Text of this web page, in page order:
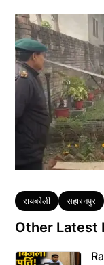
Tags
रायबरेली सहारनपुर
Other Latest